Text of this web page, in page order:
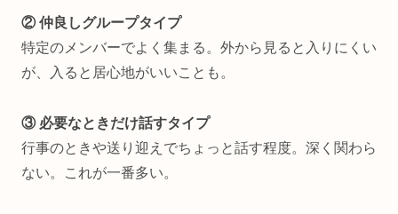
② 仲良しグループタイプ
特定のメンバーでよく集まる。外から見ると入りにくい
が、入ると居心地がいいことも。
③ 必要なときだけ話すタイプ
行事のときや送り迎えでちょっと話す程度。深く関わら
ない。これが一番多い。